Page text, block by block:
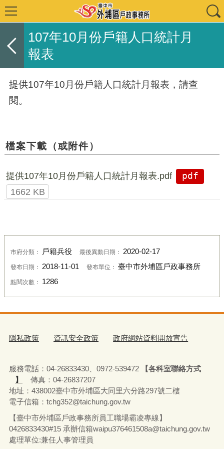
107年10月份戶籍人口統計月
報表
提供107年10月份戶籍人口統計月報表，請查
閱。
檔案下載（或附件）
提供107年10月份戶籍人口統計月報表.pdf
pdf
1662 KB
市府分類： 戶籍兵役 最後異動日期： 2020-02-17
發布日期： 2018-11-01 發布單位： 臺中市外埔區戶政事務所
點閱次數： 1286
隱私政策 資訊安全政策 政府網站資料開放宣告
服務電話：04-26833430、0972-539472
【各科室聯絡方式
】
傳真：04-26837207
地址：438002臺中市外埔區大同里六分路297號二樓
電子信箱：tchg352@taichung.gov.tw
【臺中市外埔區戶政事務所員工職場霸凌專線】
0426833430#15 承辦信箱waipu376461508a@taichung.gov.tw
處理單位:兼任人事管理員